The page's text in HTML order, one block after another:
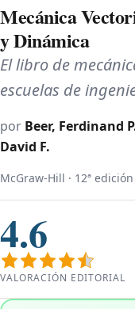
Mecánica
y Dinámica
El libro de
escuelas de
por Beer, Ferdinand
David F.
McGraw-Hill · 12ª edición
4.6
VALORACIÓN EDITORIAL